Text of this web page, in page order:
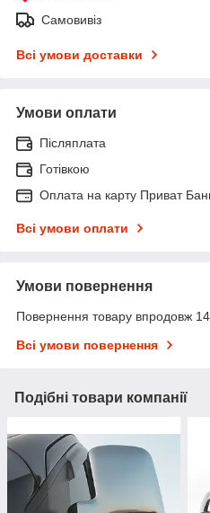
Самовивіз
Всі умови доставки
Умови оплати
Післяплата
Готівкою
Оплата на карту Приват
Всі умови оплати
Умови повернення
Повернення товару впродовж
Всі умови повернення
Подібні товари компанії